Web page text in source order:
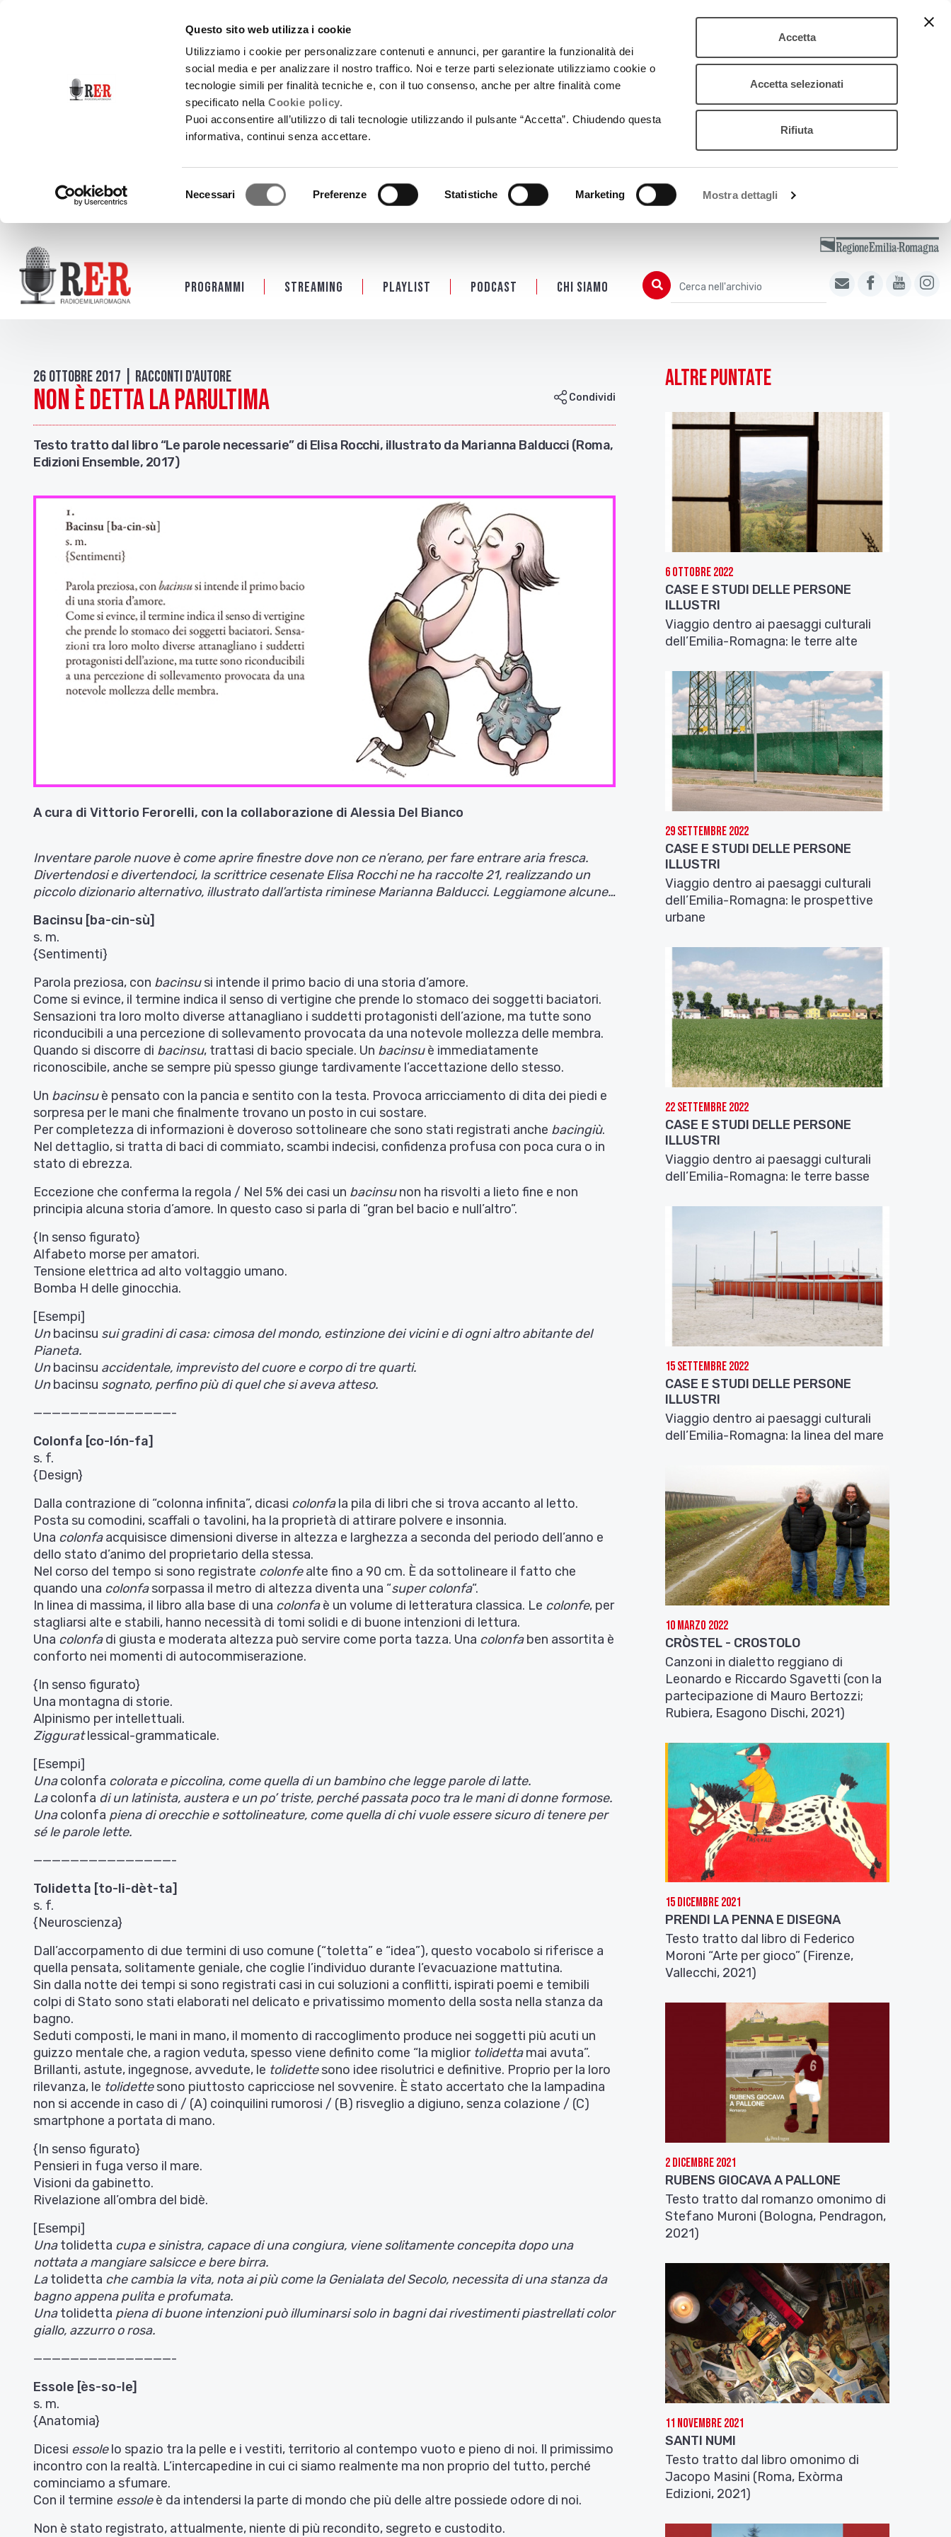
Questo sito web utilizza i cookie
Utilizziamo i cookie per personalizzare contenuti e annunci, per garantire la funzionalità dei
social media e per analizzare il nostro traffico. Noi e terze parti selezionate utilizziamo cookie o
tecnologie simili per finalità tecniche e, con il tuo consenso, anche per altre finalità come
specificato nellaCookie policy.
Puoi acconsentire all’utilizzo di tali tecnologie utilizzando il pulsante “Accetta”. Chiudendo questa
informativa, continui senza accettare.
Necessari Preferenze Statistiche Marketing Mostra dettagli
Accetta
Accetta selezionati
Rifiuta
Programmi Streaming Playlist PODCAST Chi siamo Cerca
Cerca nell'archivio
26 Ottobre 2017 | Racconti d'autore
Non è detta la parultima Condividi
Testo tratto dal libro “Le parole necessarie” di Elisa Rocchi, illustrato da Marianna Balducci (Roma,
Edizioni Ensemble, 2017)
Indietro
A cura di Vittorio Ferorelli, con la collaborazione di Alessia Del Bianco
Inventare parole nuove è come aprire finestre dove non ce n’erano, per fare entrare aria fresca.
Divertendosi e divertendoci, la scrittrice cesenate Elisa Rocchi ne ha raccolte 21, realizzando un
piccolo dizionario alternativo, illustrato dall’artista riminese Marianna Balducci. Leggiamone alcune…
Bacinsu [ba-cin-sù]
s. m.
{Sentimenti}
Parola preziosa, con bacinsusi intende il primo bacio di una storia d’amore.
Come si evince, il termine indica il senso di vertigine che prende lo stomaco dei soggetti baciatori.
Sensazioni tra loro molto diverse attanagliano i suddetti protagonisti dell’azione, ma tutte sono
riconducibili a una percezione di sollevamento provocata da una notevole mollezza delle membra.
Quando si discorre di bacinsu, trattasi di bacio speciale. Un bacinsuè immediatamente
riconoscibile, anche se sempre più spesso giunge tardivamente l’accettazione dello stesso.
Un bacinsuè pensato con la pancia e sentito con la testa. Provoca arricciamento di dita dei piedi e
sorpresa per le mani che finalmente trovano un posto in cui sostare.
Per completezza di informazioni è doveroso sottolineare che sono stati registrati anche bacingiù.
Nel dettaglio, si tratta di baci di commiato, scambi indecisi, confidenza profusa con poca cura o in
stato di ebrezza.
Eccezione che conferma la regola / Nel 5% dei casi un bacinsunon ha risvolti a lieto fine e non
principia alcuna storia d’amore. In questo caso si parla di “gran bel bacio e null’altro”.
{In senso figurato}
Alfabeto morse per amatori.
Tensione elettrica ad alto voltaggio umano.
Bomba H delle ginocchia.
[Esempi]
Unbacinsu sui gradini di casa: cimosa del mondo, estinzione dei vicini e di ogni altro abitante del
Pianeta.
Unbacinsu accidentale, imprevisto del cuore e corpo di tre quarti.
Unbacinsu sognato, perfino più di quel che si aveva atteso.
———————————————-
Colonfa [co-lón-fa]
s. f.
{Design}
Dalla contrazione di “colonna infinita”, dicasi colonfala pila di libri che si trova accanto al letto.
Posta su comodini, scaffali o tavolini, ha la proprietà di attirare polvere e insonnia.
Una colonfaacquisisce dimensioni diverse in altezza e larghezza a seconda del periodo dell’anno e
dello stato d’animo del proprietario della stessa.
Nel corso del tempo si sono registrate colonfealte fino a 90 cm. È da sottolineare il fatto che
quando una colonfasorpassa il metro di altezza diventa una “super colonfa“.
In linea di massima, il libro alla base di una colonfaè un volume di letteratura classica. Le colonfe, per
stagliarsi alte e stabili, hanno necessità di tomi solidi e di buone intenzioni di lettura.
Una colonfadi giusta e moderata altezza può servire come porta tazza. Una colonfaben assortita è
conforto nei momenti di autocommiserazione.
{In senso figurato}
Una montagna di storie.
Alpinismo per intellettuali.
Zigguratlessical-grammaticale.
[Esempi]
Unacolonfa colorata e piccolina, come quella di un bambino che legge parole di latte.
Lacolonfa di un latinista, austera e un po’ triste, perché passata poco tra le mani di donne formose.
Unacolonfa piena di orecchie e sottolineature, come quella di chi vuole essere sicuro di tenere per
sé le parole lette.
———————————————-
Tolidetta [to-li-dèt-ta]
s. f.
{Neuroscienza}
Dall’accorpamento di due termini di uso comune (“toletta” e “idea”), questo vocabolo si riferisce a
quella pensata, solitamente geniale, che coglie l’individuo durante l’evacuazione mattutina.
Sin dalla notte dei tempi si sono registrati casi in cui soluzioni a conflitti, ispirati poemi e temibili
colpi di Stato sono stati elaborati nel delicato e privatissimo momento della sosta nella stanza da
bagno.
Seduti composti, le mani in mano, il momento di raccoglimento produce nei soggetti più acuti un
guizzo mentale che, a ragion veduta, spesso viene definito come “la miglior tolidettamai avuta”.
Brillanti, astute, ingegnose, avvedute, le tolidettesono idee risolutrici e definitive. Proprio per la loro
rilevanza, le tolidettesono piuttosto capricciose nel sovvenire. È stato accertato che la lampadina
non si accende in caso di / (A) coinquilini rumorosi / (B) risveglio a digiuno, senza colazione / (C)
smartphone a portata di mano.
{In senso figurato}
Pensieri in fuga verso il mare.
Visioni da gabinetto.
Rivelazione all’ombra del bidè.
[Esempi]
Unatolidetta cupa e sinistra, capace di una congiura, viene solitamente concepita dopo una
nottata a mangiare salsicce e bere birra.
Latolidetta che cambia la vita, nota ai più come la Genialata del Secolo, necessita di una stanza da
bagno appena pulita e profumata.
Unatolidetta piena di buone intenzioni può illuminarsi solo in bagni dai rivestimenti piastrellati color
giallo, azzurro o rosa.
———————————————-
Essole [ès-so-le]
s. m.
{Anatomia}
Dicesi essolelo spazio tra la pelle e i vestiti, territorio al contempo vuoto e pieno di noi. Il primissimo
incontro con la realtà. L’intercapedine in cui ci siamo realmente ma non proprio del tutto, perché
cominciamo a sfumare.
Con il termine essoleè da intendersi la parte di mondo che più delle altre possiede odore di noi.
Non è stato registrato, attualmente, niente di più recondito, segreto e custodito.
Altre puntate
6 Ottobre 2022
CASE E STUDI DELLE PERSONE
ILLUSTRI
Viaggio dentro ai paesaggi culturali
dell’Emilia-Romagna: le terre alte
29 Settembre 2022
CASE E STUDI DELLE PERSONE
ILLUSTRI
Viaggio dentro ai paesaggi culturali
dell’Emilia-Romagna: le prospettive
urbane
22 Settembre 2022
CASE E STUDI DELLE PERSONE
ILLUSTRI
Viaggio dentro ai paesaggi culturali
dell’Emilia-Romagna: le terre basse
15 Settembre 2022
CASE E STUDI DELLE PERSONE
ILLUSTRI
Viaggio dentro ai paesaggi culturali
dell’Emilia-Romagna: la linea del mare
10 Marzo 2022
CRÒSTEL - CROSTOLO
Canzoni in dialetto reggiano di
Leonardo e Riccardo Sgavetti (con la
partecipazione di Mauro Bertozzi;
Rubiera, Esagono Dischi, 2021)
15 Dicembre 2021
PRENDI LA PENNA E DISEGNA
Testo tratto dal libro di Federico
Moroni “Arte per gioco” (Firenze,
Vallecchi, 2021)
2 Dicembre 2021
RUBENS GIOCAVA A PALLONE
Testo tratto dal romanzo omonimo di
Stefano Muroni (Bologna, Pendragon,
2021)
11 Novembre 2021
SANTI NUMI
Testo tratto dal libro omonimo di
Jacopo Masini (Roma, Exòrma
Edizioni, 2021)